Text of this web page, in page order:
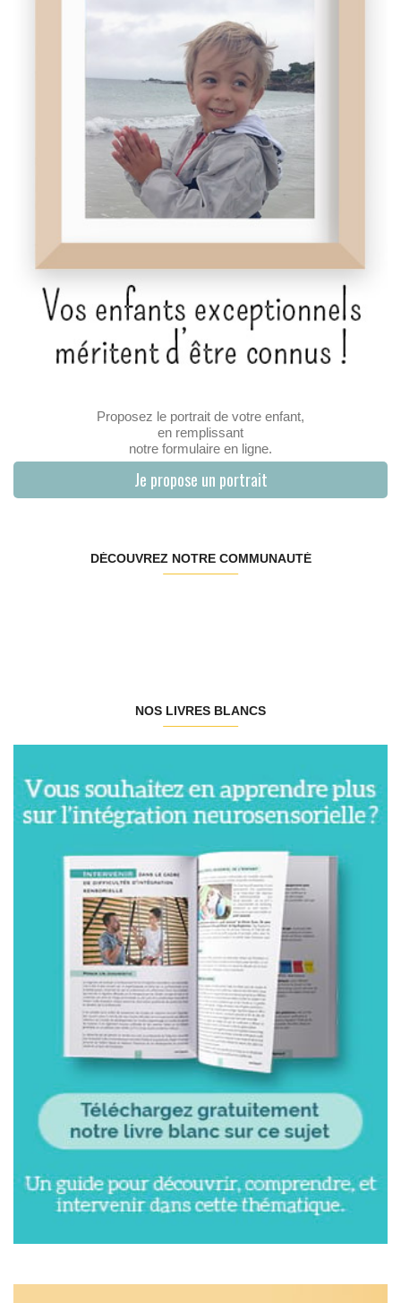
Proposez le portrait de votre enfant,
en remplissant
notre formulaire en ligne.
Je propose un portrait
DÉCOUVREZ NOTRE COMMUNAUTÉ
NOS LIVRES BLANCS